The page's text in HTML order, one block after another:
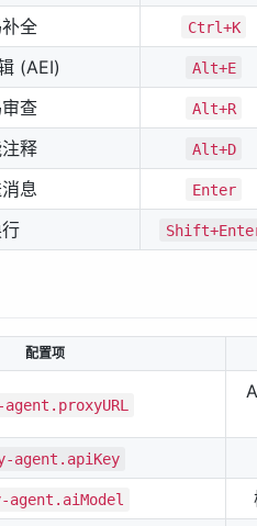
全 Ctrl+K
(AEI) Alt+E
查 Alt+R
释 Alt+D
息 Enter
配置项
agent.proxyURL
agent.apiKey
agent.aiModel